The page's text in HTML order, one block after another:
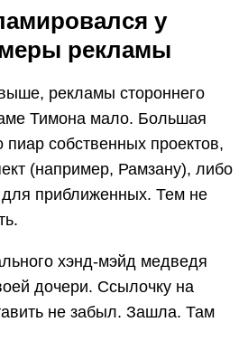
у
рекламы
рекламы стороннего
Тимона мало. Большая
пиар собственных проектов,
(например, Рамзану), либо
для приближенных. Тем не
хэнд-мэйд медведя
дочери. Ссылочку на
не забыл. Зашла. Там